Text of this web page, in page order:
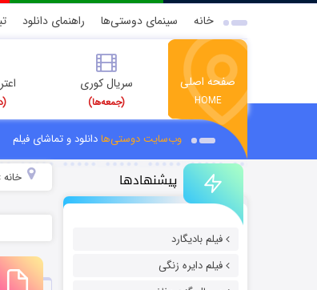
خانه سینمای دوستی‌ها راهنمای دانلود
صفحه اصلی
HOME
سریال کوری
(جمعه‌ها)
وب‌سایت دوستی‌هادانلود و تماشای فیلم
پیشنهادها
فیلم بادیگارد
فیلم دایره زنگی
خانه